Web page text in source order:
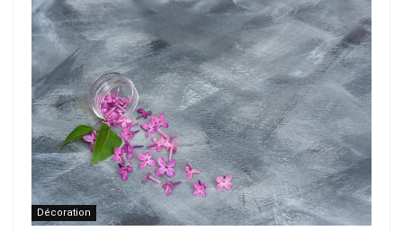
Décoration